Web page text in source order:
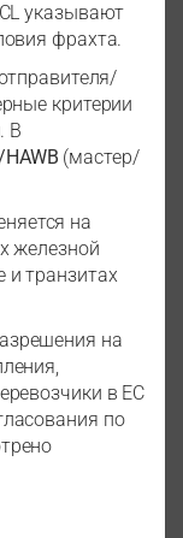
указывают
фрахта.
критерии
В
(мастер/
на
железной
и транзитах
на
в ЕС
по